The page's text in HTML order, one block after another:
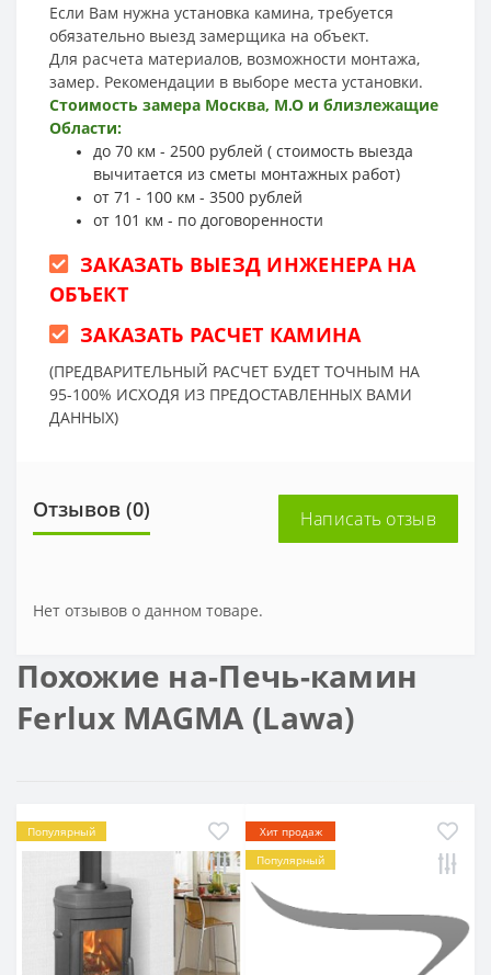
Если Вам нужна установка камина, требуется
обязательно выезд замерщика на объект.
Для расчета материалов, возможности монтажа,
замер. Рекомендации в выборе места установки.
Стоимость замера Москва, М.О и близлежащие
Области:
до 70 км - 2500 рублей ( стоимость выезда
вычитается из сметы монтажных работ)
от 71 - 100 км - 3500 рублей
от 101 км - по договоренности
ЗАКАЗАТЬ ВЫЕЗД ИНЖЕНЕРА НА
ОБЪЕКТ
ЗАКАЗАТЬ РАСЧЕТ КАМИНА
(ПРЕДВАРИТЕЛЬНЫЙ РАСЧЕТ БУДЕТ ТОЧНЫМ НА
95-100% ИСХОДЯ ИЗ ПРЕДОСТАВЛЕННЫХ ВАМИ
ДАННЫХ)
Отзывов (0) Написать отзыв
Нет отзывов о данном товаре.
Похожие на-Печь-камин
Ferlux MAGMA (Lawa)
Популярный
Хит продаж
Популярный